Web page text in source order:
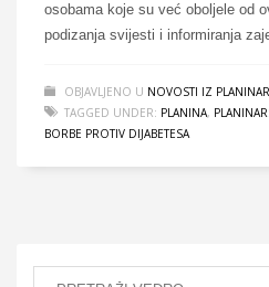
osobama koje su već oboljele od
podizanja svijesti i informiranja
OBJAVLJENO U NOVOSTI IZ
TAGGED UNDER: PLANINA,
BORBE PROTIV DIJABETESA